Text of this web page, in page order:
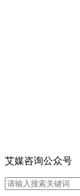
艾媒咨询公众号